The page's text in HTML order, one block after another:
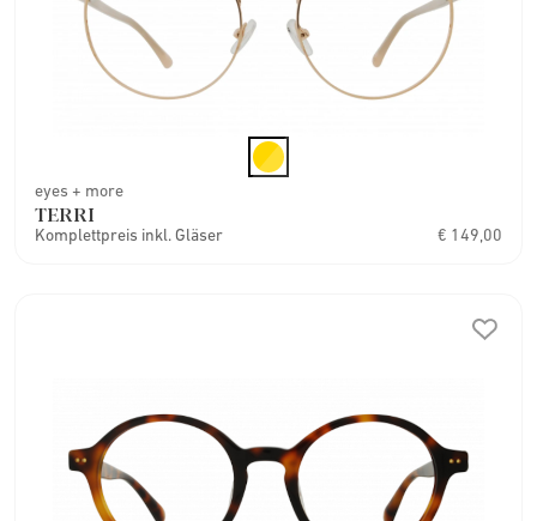
eyes + more
TERRI
Komplettpreis inkl. Gläser € 149,00